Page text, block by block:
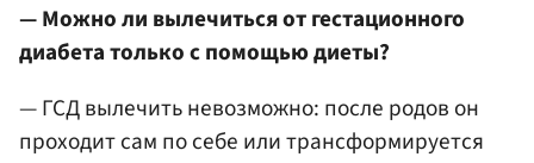
— Можно ли вылечиться от гестационного
диабета только с помощью диеты?
— ГСД вылечить невозможно: после родов он
проходит сам по себе или трансформируется